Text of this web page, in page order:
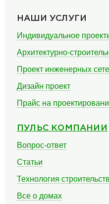
НАШИ УСЛУГИ
Индивидуальное
Архитектурно-
Проект инженерных
Дизайн проект
Прайс на
ПУЛЬС КОМПАНИИ
Вопрос-ответ
Статьи
Технология
Все о домах